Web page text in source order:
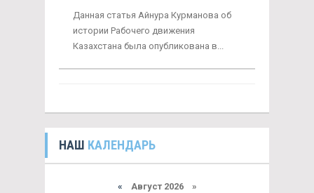
Данная статья Айнура Курманова об
истории Рабочего движения
Казахстана была опубликована в...
НАШ КАЛЕНДАРЬ
« Август 2026 »